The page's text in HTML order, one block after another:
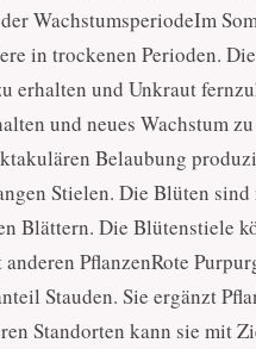
WachstumsperiodeIm
in trockenen Perioden.
erhalten und Unkraut
und neues Wachstum
Belaubung
Stielen. Die Blüten
Blättern. Die Blütenstiele
PflanzenRote
Stauden. Sie ergänzt
Standorten kann sie mit